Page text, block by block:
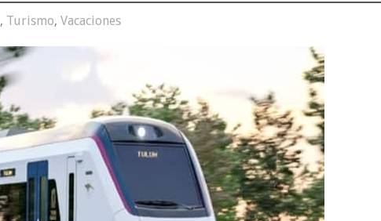
, Turismo, Vacaciones